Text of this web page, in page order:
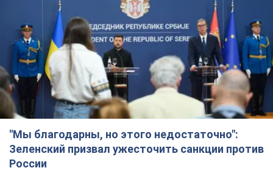
"Мы благодарны, но этого недостаточно":
Зеленский призвал ужесточить санкции против
России